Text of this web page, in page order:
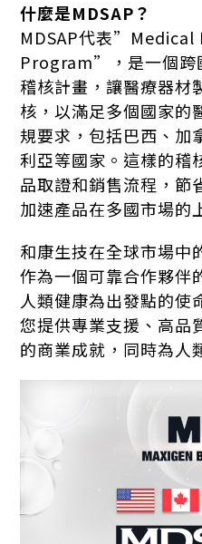
什麼是MDSAP？
MDSAP代表
Program”，是一個跨
稽核計畫，讓醫療器材
核，以滿足多個國家的
規要求，包括巴西、加
利亞等國家。這樣的稽
品取證和銷售流程，節
加速產品在多國市場的
和康生技在全球市場中
作為一個可靠合作夥伴
人類健康為出發點的使
您提供專業支援、高品
的商業成就，同時為人